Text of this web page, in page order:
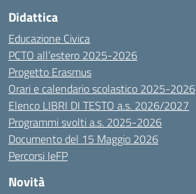
Didattica
Educazione Civica
PCTO all’estero 2025-2026
Progetto Erasmus
Orari e calendario scolastico 2025-2026
Elenco LIBRI DI TESTO a.s. 2026/2027
Programmi svolti a.s. 2025-2026
Documento del 15 Maggio 2026
Percorsi IeFP
Novità